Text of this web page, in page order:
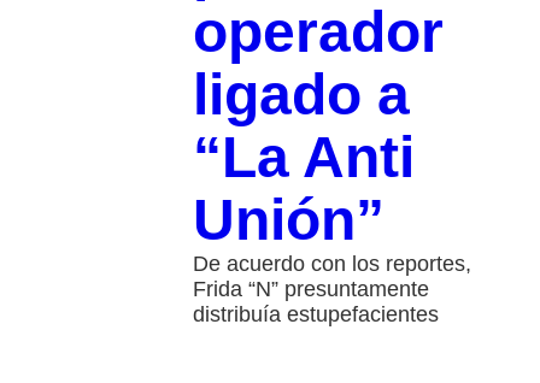
operador
ligado a
“La Anti
Unión”
De acuerdo con los reportes,
Frida “N” presuntamente
distribuía estupefacientes